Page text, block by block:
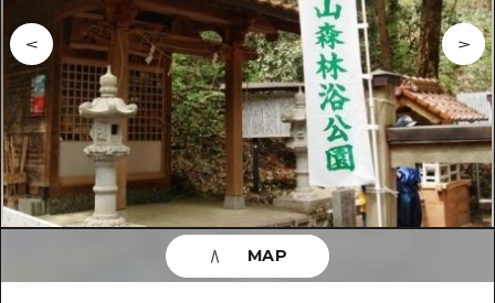
推荐
艺术
活动·庙会
美食·酒水
骑自行车
购物
运动
列表
Dive!Hiroshima官方向导
广岛随意旅行
广岛市内
安艺
答对了
探索
列表
广岛市内
安艺
答對了
美北
活动
应时信息
有用的信息
列表
MAP